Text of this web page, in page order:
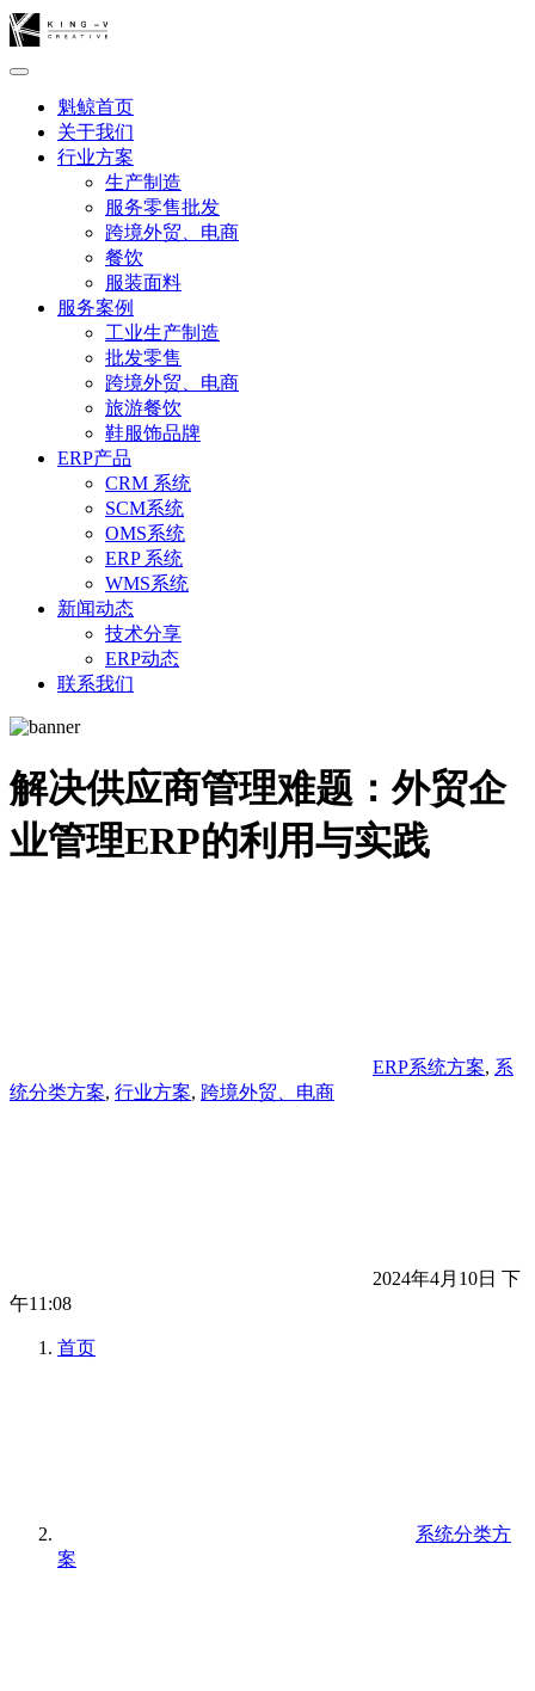
魁鲸首页
关于我们
行业方案
生产制造
服务零售批发
跨境外贸、电商
餐饮
服装面料
服务案例
工业生产制造
批发零售
跨境外贸、电商
旅游餐饮
鞋服饰品牌
ERP产品
CRM 系统
SCM系统
OMS系统
ERP 系统
WMS系统
新闻动态
技术分享
ERP动态
联系我们
解决供应商管理难题：外贸企
业管理ERP的利用与实践
ERP系统方案, 系
统分类方案, 行业方案, 跨境外贸、电商
2024年4月10日 下
午11:08
首页
系统分类方
案